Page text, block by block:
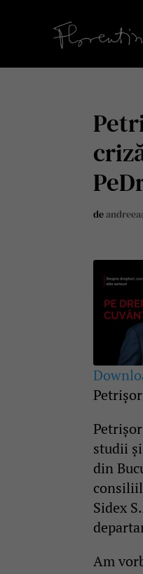
de
SHARE
LINK
EMBED
studii
din
Sidex
Am